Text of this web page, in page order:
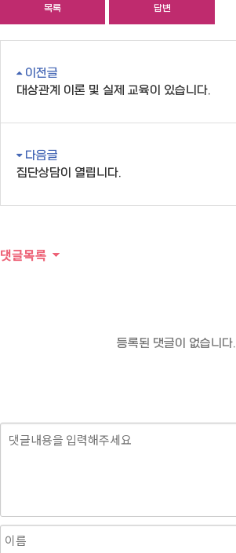
목록 답변
이전글
대상관계 이론 및 실제 교육이 있습니다.
다음글
집단상담이 열립니다.
댓글목록
등록된 댓글이 없습니다.